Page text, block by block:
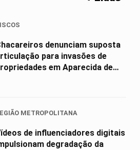
denunciam suposta
para invasões de
em Aparecida de
METROPOLITANA
de influenciadores digitais
degradação da